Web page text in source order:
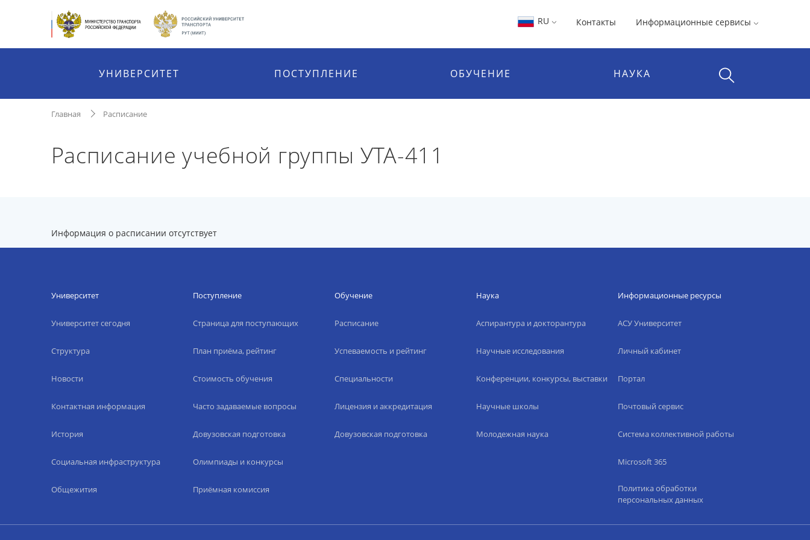
RU Контакты Информационные сервисы
УНИВЕРСИТЕТ ПОСТУПЛЕНИЕ ОБУЧЕНИЕ НАУКА
Главная Расписание
Расписание учебной группы УТА-411
Информация о расписании отсутствует
Университет
Университет сегодня
Структура
Новости
Контактная информация
История
Социальная инфраструктура
Общежития
Поступление
Страница для поступающих
План приёма, рейтинг
Стоимость обучения
Часто задаваемые вопросы
Довузовская подготовка
Олимпиады и конкурсы
Приёмная комиссия
Обучение
Расписание
Успеваемость и рейтинг
Специальности
Лицензия и аккредитация
Довузовская подготовка
Наука
Аспирантура и докторантура
Научные исследования
Конференции, конкурсы, выставки
Научные школы
Молодежная наука
Информационные ресурсы
АСУ Университет
Личный кабинет
Портал
Почтовый сервис
Система коллективной работы
Microsoft 365
Политика обработки
персональных данных